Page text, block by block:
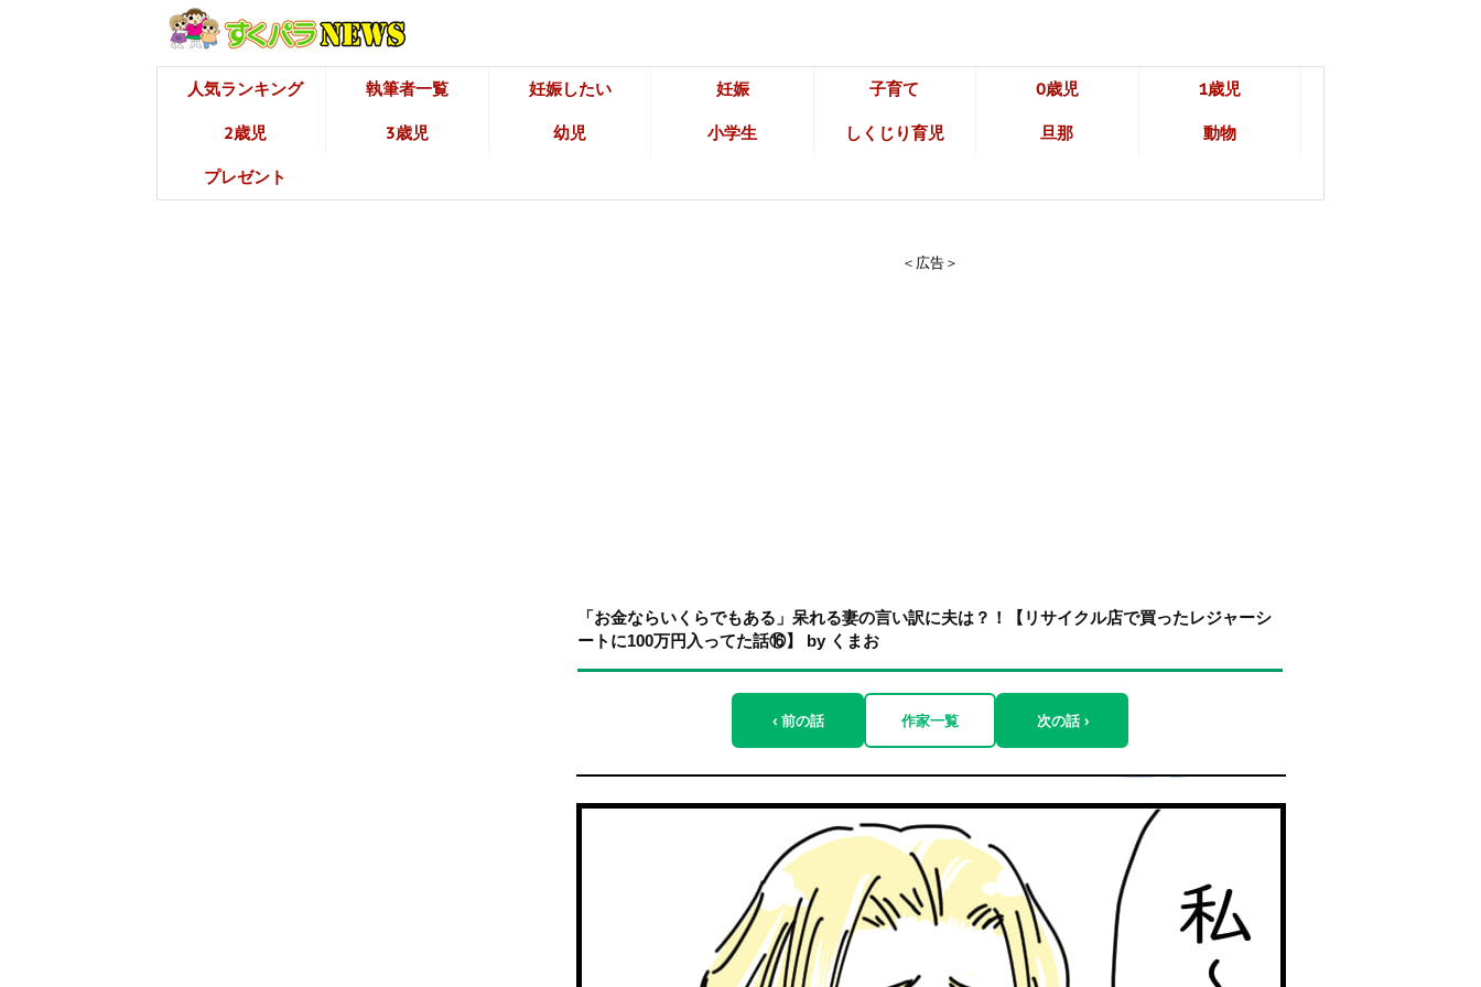
人気ランキング 執筆者一覧 妊娠したい 妊娠 子育て 0歳児 1歳児
2歳児 3歳児 幼児 小学生 しくじり育児 旦那 動物
プレゼント
＜広告＞
「お金ならいくらでもある」呆れる妻の言い訳に夫は？！【リサイクル店で買ったレジャーシ
ートに100万円入ってた話⑯】 by くまお
‹ 前の話 作家一覧 次の話 ›